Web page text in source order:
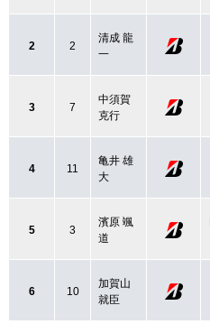
2 2
清成 龍
一
3 7
中須賀
克行
4 11
亀井 雄
大
5 3
濱原 颯
道
6 10
加賀山
就臣